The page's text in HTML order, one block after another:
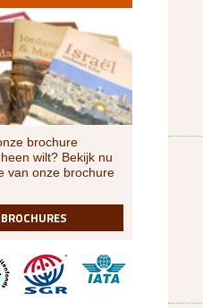
brochure
wilt? Bekijk nu
van onze brochure